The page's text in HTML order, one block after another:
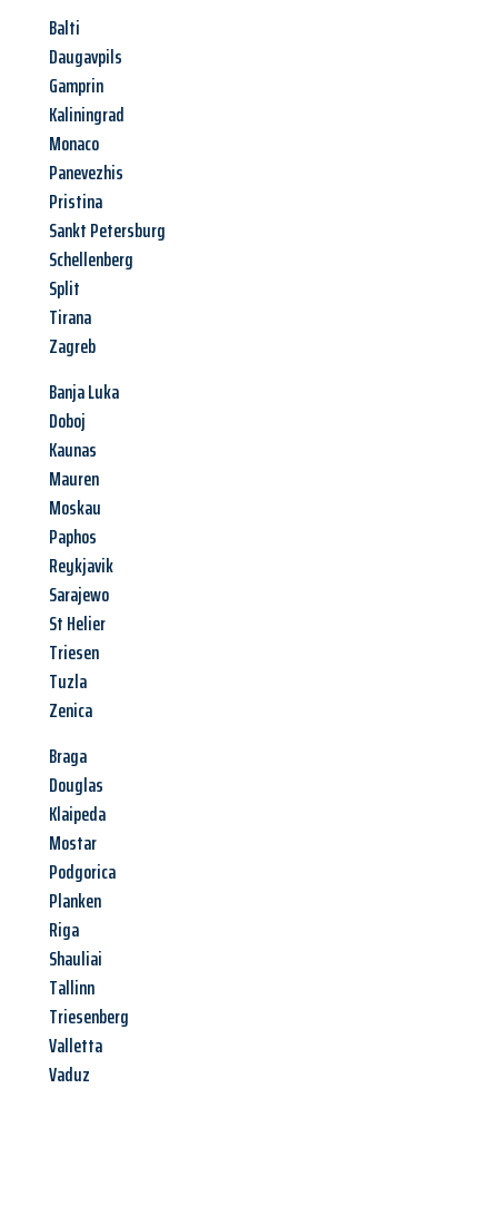
Balti
Daugavpils
Gamprin
Kaliningrad
Monaco
Panevezhis
Pristina
Sankt Petersburg
Schellenberg
Split
Tirana
Zagreb
Banja Luka
Doboj
Kaunas
Mauren
Moskau
Paphos
Reykjavik
Sarajewo
St Helier
Triesen
Tuzla
Zenica
Braga
Douglas
Klaipeda
Mostar
Podgorica
Planken
Riga
Shauliai
Tallinn
Triesenberg
Valletta
Vaduz